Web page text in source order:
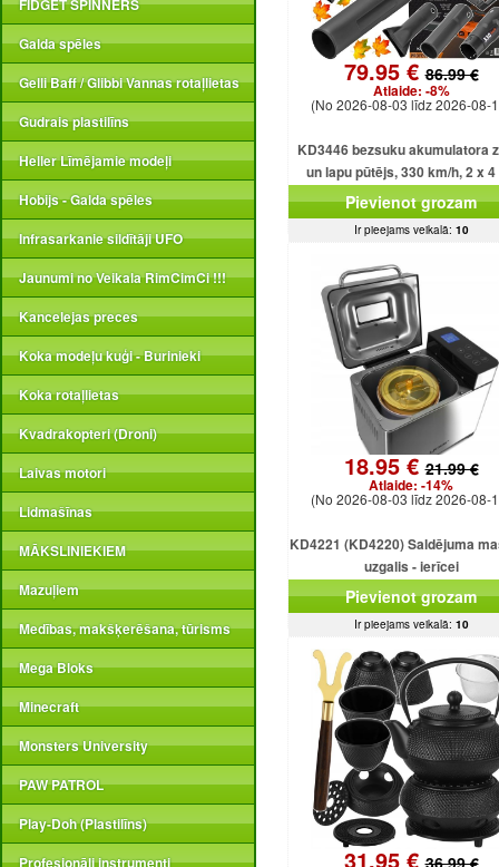
FIDGET SPINNERS
Galda spēles
Gelli Baff / Glibbi Vannas rotaļlietas
Gudrais plastilīns
Heller Līmējamie modeļi
Hobijs - Galda spēles
Infrasarkanie sildītāji UFO
Jaunumi no Veikala RimCimCi !!!
Kancelejas preces
Koka modeļu kuģi - Burinieki
Koka rotaļlietas
Kvadrakopteri (Droni)
Laivas motori
Lidmašīnas
MĀKSLINIEKIEM
Mazuļiem
Medības, makšķerēšana, tūrisms
Mega Bloks
Minecraft
Monsters University
PAW PATROL
Play-Doh (Plastilīns)
Profesionāli instrumenti
79.95 €86.99 €
Atlaide: -8%
(No 2026-08-03 līdz 2026-08-
KD3446 bezsuku akumulatora
un lapu pūtējs, 330 km/h, 2 x 4
akumulatori.
Pievienot grozam
Ir pieejams veikalā: 10
18.95 €21.99 €
Atlaide: -14%
(No 2026-08-03 līdz 2026-08-
KD4221 (KD4220) Saldējuma
uzgalis - ierīcei
Pievienot grozam
Ir pieejams veikalā: 10
31.95 €